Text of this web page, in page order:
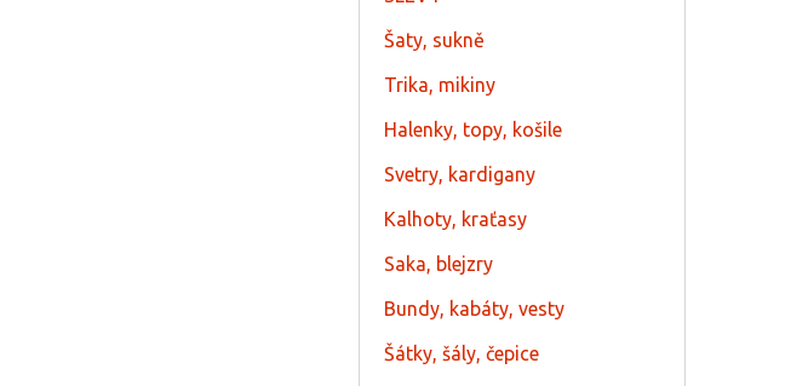
Šaty, sukně
Trika, mikiny
Halenky, topy, košile
Svetry, kardigany
Kalhoty, kraťasy
Saka, blejzry
Bundy, kabáty, vesty
Šátky, šály, čepice